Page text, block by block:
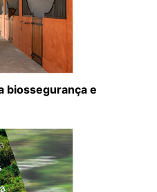
biossegurança e